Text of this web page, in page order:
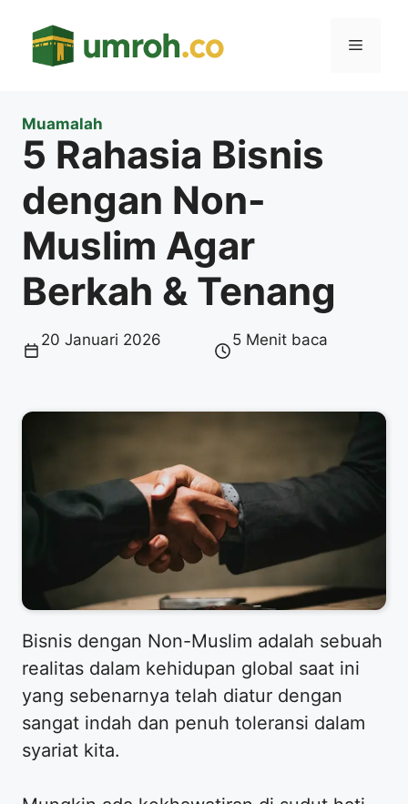
Menu
Muamalah
5 Rahasia Bisnis
dengan Non-
Muslim Agar
Berkah & Tenang
20 Januari 2026 5 Menit baca
​Bisnis dengan Non-Muslim adalah sebuah
realitas dalam kehidupan global saat ini
yang sebenarnya telah diatur dengan
sangat indah dan penuh toleransi dalam
syariat kita.